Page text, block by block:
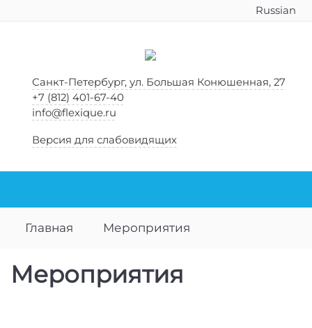
Russian
Санкт-Петербург, ул. Большая Конюшенная, 27
+7 (812) 401-67-40
info@flexique.ru
Версия для слабовидящих
Главная Мероприятия
Мероприятия